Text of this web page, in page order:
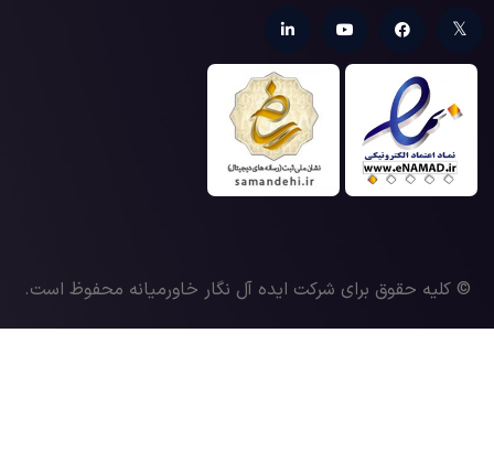
© کلیه حقوق برای شرکت ایده آل نگار خاورمیانه محفوظ است.